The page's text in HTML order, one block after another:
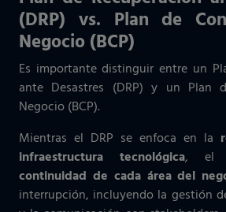
(DRP) vs. Plan de
Negocio (BCP)
Es importante distinguir entre un
ante Desastres (DRP) y un Plan
Negocio (BCP).
Mientras el DRP se enfoca en la
infraestructura tecnológica, el
continuidad de cada área del
interrupción, incluyendo la gestión